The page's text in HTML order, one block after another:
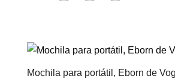
Mochila para portátil, Eborn de